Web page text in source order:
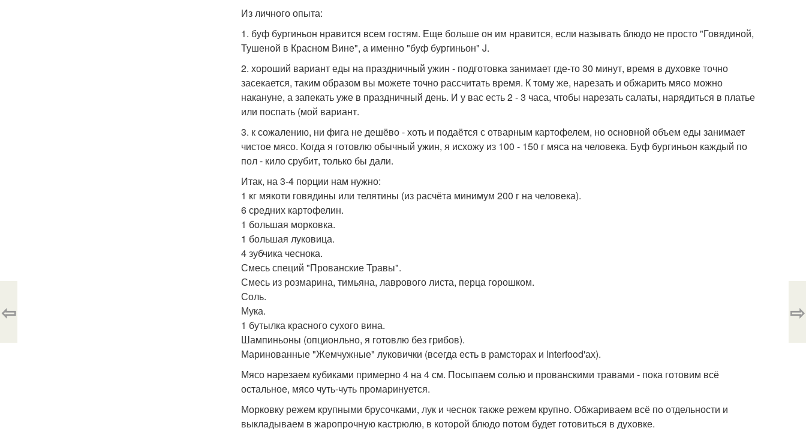
Из личного опыта:
1. буф бургиньон нравится всем гостям. Еще больше он им нравится, если называть блюдо не просто "Говядиной,
Тушеной в Красном Вине", а именно "буф бургиньон" J.
2. хороший вариант еды на праздничный ужин - подготовка занимает где-то 30 минут, время в духовке точно
засекается, таким образом вы можете точно рассчитать время. К тому же, нарезать и обжарить мясо можно
накануне, а запекать уже в праздничный день. И у вас есть 2 - 3 часа, чтобы нарезать салаты, нарядиться в платье
или поспать (мой вариант.
3. к сожалению, ни фига не дешёво - хоть и подаётся с отварным картофелем, но основной объем еды занимает
чистое мясо. Когда я готовлю обычный ужин, я исхожу из 100 - 150 г мяса на человека. Буф бургиньон каждый по
пол - кило срубит, только бы дали.
Итак, на 3-4 порции нам нужно:
1 кг мякоти говядины или телятины (из расчёта минимум 200 г на человека).
6 средних картофелин.
1 большая морковка.
1 большая луковица.
4 зубчика чеснока.
Смесь специй "Прованские Травы".
Смесь из розмарина, тимьяна, лаврового листа, перца горошком.
Соль.
Мука.
1 бутылка красного сухого вина.
Шампиньоны (опционльно, я готовлю без грибов).
Маринованные "Жемчужные" луковички (всегда есть в рамсторах и Interfood'ах).
Мясо нарезаем кубиками примерно 4 на 4 см. Посыпаем солью и прованскими травами - пока готовим всё
остальное, мясо чуть-чуть промаринуется.
Морковку режем крупными брусочками, лук и чеснок также режем крупно. Обжариваем всё по отдельности и
выкладываем в жаропрочную кастрюлю, в которой блюдо потом будет готовиться в духовке.
⇦ ⇨